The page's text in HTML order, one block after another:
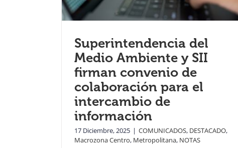
Superintendencia del
Medio Ambiente y SII
firman convenio de
colaboración para el
intercambio de
información
17 Diciembre, 2025 | COMUNICADOS, DESTACADO,
Macrozona Centro, Metropolitana, NOTAS